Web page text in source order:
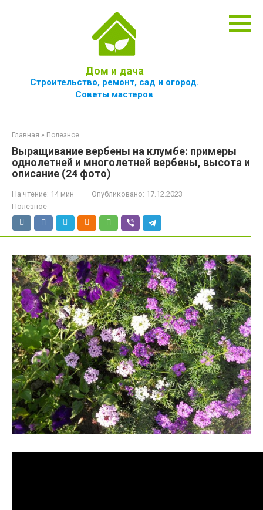
Дом и дача
Строительство, ремонт, сад и огород.
Советы мастеров
Главная » Полезное
Выращивание вербены на клумбе: примеры
однолетней и многолетней вербены, высота и
описание (24 фото)
На чтение: 14 мин Опубликовано: 17.12.2023
Полезное